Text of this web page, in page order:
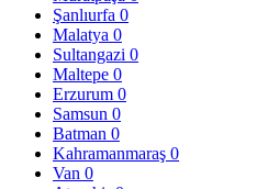
Şanlıurfa 0
Malatya 0
Sultangazi 0
Maltepe 0
Erzurum 0
Samsun 0
Batman 0
Kahramanmaraş 0
Van 0